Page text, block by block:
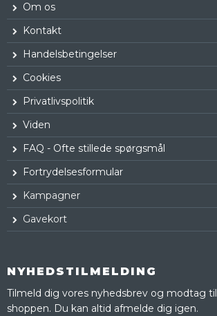
Om os
Kontakt
Handelsbetingelser
Cookies
Privatlivspolitik
Viden
FAQ - Ofte stillede spørgsmål
Fortrydelsesformular
Kampagner
Gavekort
NYHEDSTILMELDING
Tilmeld dig vores nyhedsbrev og modtag
shoppen. Du kan altid afmelde dig igen.